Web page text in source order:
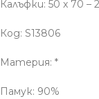
Калъфки: 50 x 70 –
Код: S13806
Материя: *
Памук: 90%